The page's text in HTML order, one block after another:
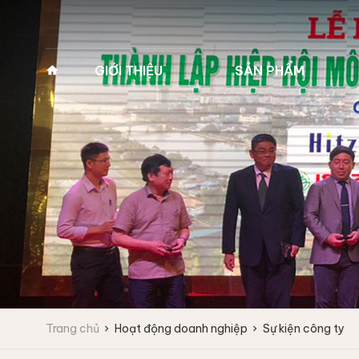
GIỚI THIỆU
Về Pan Trading
Lịch sử hình thành
Tầm nhìn - Sứ mệnh
Giá trị cốt lõi
Lĩnh vực kinh doanh
Vì sao chọn chúng tôi
SẢN PHẨM
MÁY GIẶT VẮT CÔNG
NGHIỆP
Máy giặt công nghiệp
Fagor
Máy giặt vắt tốc độ cao
Máy giặt vắt tốc độ trung bình
Máy giặt công nghiệp
IPSO
Máy giặt vắt tốc độ cao
MÁY GIẶT Y TẾ 2
(MÁY GIẶT BỆNH
Máy giặt y tế 2 cửa
Máy giặt y tế 2 cửa
Trang chủ Hoạt động doanh nghiệp Sự kiện công ty